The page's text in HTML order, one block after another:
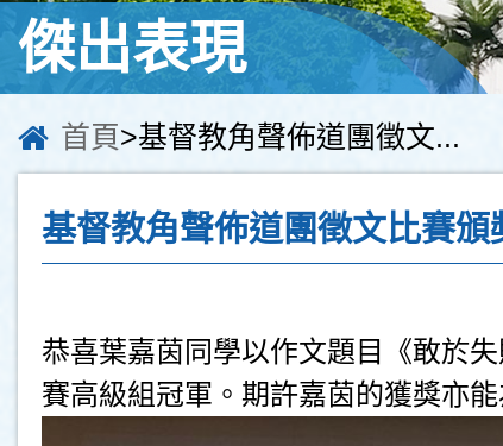
傑出表現
首頁>基督教角聲佈道團徵文...
基督教角聲佈道團徵文比賽頒
恭喜葉嘉茵同學以作文題目《敢於
賽高級組冠軍。期許嘉茵的獲獎亦